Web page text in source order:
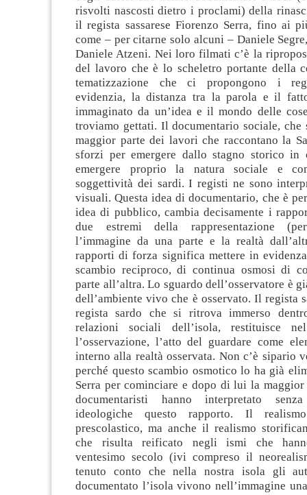
risvolti nascosti dietro i proclami) della
il regista sassarese Fiorenzo Serra, fino ai
come – per citarne solo alcuni – Daniele
Daniele Atzeni. Nei loro filmati c’è la
del lavoro che è lo scheletro portante della
tematizzazione che ci propongono i
evidenzia, la distanza tra la parola e il
immaginato da un’idea e il mondo delle
troviamo gettati. Il documentario sociale, che
maggior parte dei lavori che raccontano la
sforzi per emergere dallo stagno storico
emergere proprio la natura sociale e
soggettività dei sardi. I registi ne sono
visuali. Questa idea di documentario, che è
idea di pubblico, cambia decisamente i
due estremi della rappresentazione
l’immagine da una parte e la realtà
rapporti di forza significa mettere in
scambio reciproco, di continua osmosi di
parte all’altra. Lo sguardo dell’osservatore è
dell’ambiente vivo che è osservato. Il regista
regista sardo che si ritrova immerso
relazioni sociali dell’isola, restituisce
l’osservazione, l’atto del guardare come
interno alla realtà osservata. Non c’è sipario
perché questo scambio osmotico lo ha già
Serra per cominciare e dopo di lui la
documentaristi hanno interpretato senza
ideologiche questo rapporto. Il
prescolastico, ma anche il realismo
che risulta reificato negli ismi che
ventesimo secolo (ivi compreso il
tenuto conto che nella nostra isola gli
documentato l’isola vivono nell’immagine